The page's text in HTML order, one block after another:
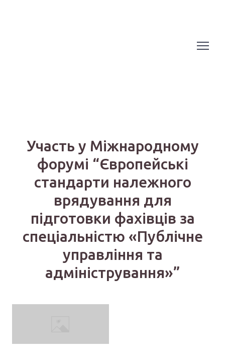
Участь у Міжнародному
форумі “Європейські
стандарти належного
врядування для
підготовки фахівців за
спеціальністю «Публічне
управління та
адміністрування»”